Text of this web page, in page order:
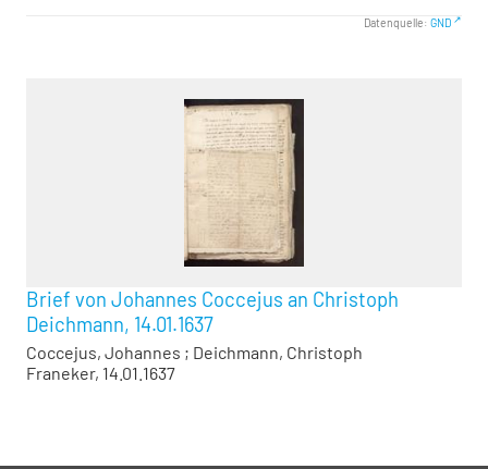
Datenquelle: GND
Brief von Johannes Coccejus an Christoph
Deichmann, 14.01.1637
Coccejus, Johannes ; Deichmann, Christoph
Franeker, 14.01.1637